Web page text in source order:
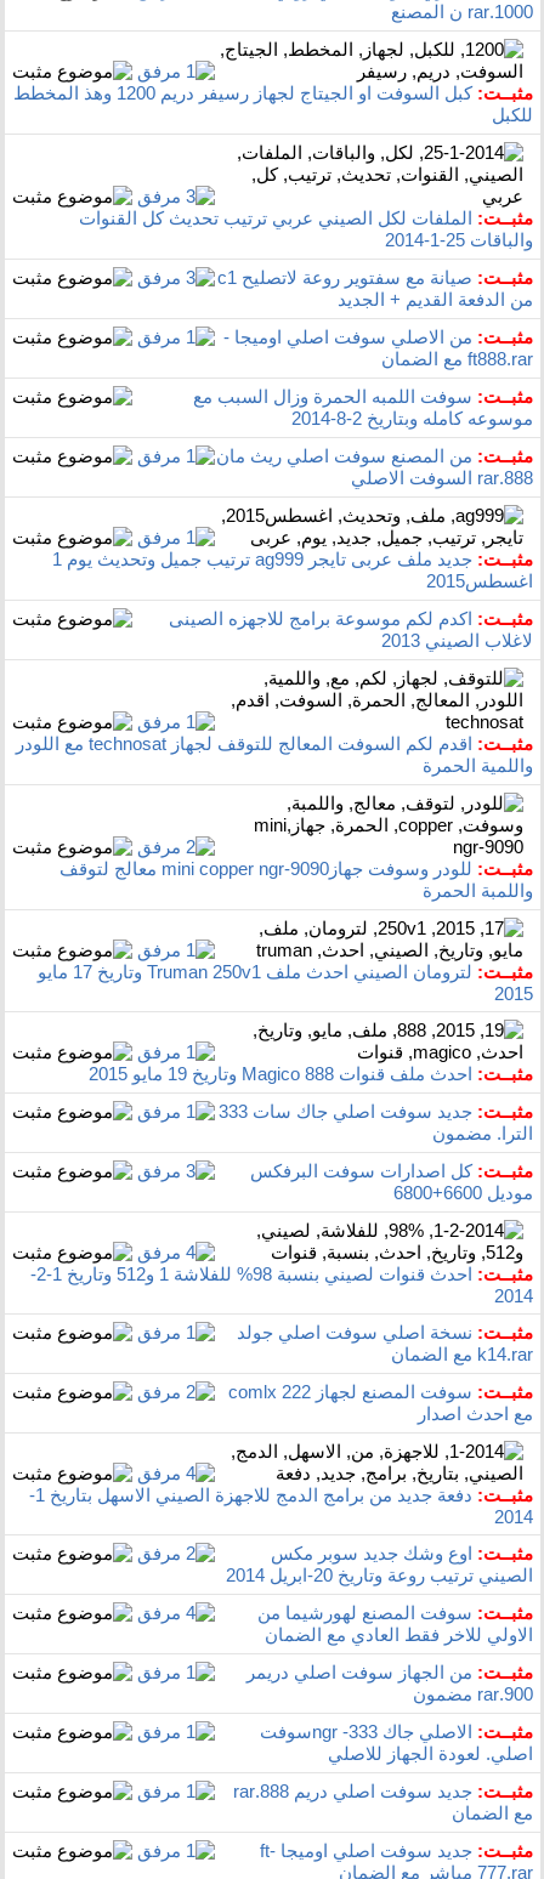
1000.rar‏ ن المصنع
مثبــت:
كبل السوفت او الجيتاج لجهاز رسيفر دريم 1200 وهذ المخطط
للكبل
مثبــت: الملفات لكل الصيني عربي ترتيب تحديث كل القنوات
والباقات 25-1-2014
مثبــت:
صيانة مع سفتوير روعة لاتصليح c1
من الدفعة القديم + الجديد
مثبــت: من الاصلي سوفت اصلي اوميجا -
ft888.rar‏ مع الضمان
مثبــت: سوفت اللمبه الحمرة وزال السبب مع
موسوعه كامله وبتاريخ 2-8-2014
مثبــت: من المصنع سوفت اصلي ريث مان
888.rar‏ السوفت الاصلي
مثبــت:
جديد ملف عربى تايجر ag999 ترتيب جميل وتحديث يوم 1
اغسطس2015
مثبــت: اكدم لكم موسوعة برامج للاجهزه الصينى
لاغلاب الصيني 2013
مثبــت:
اقدم لكم السوفت المعالج للتوقف لجهاز technosat مع اللودر
واللمية الحمرة
مثبــت:
للودر وسوفت جهازmini copper ngr-9090 معالج لتوقف
واللمبة الحمرة
مثبــت:
لترومان الصيني احدث ملف Truman 250v1 وتاريخ 17 مايو
2015
مثبــت: احدث ملف قنوات Magico 888 وتاريخ 19 مايو 2015
مثبــت:
جديد سوفت اصلي جاك سات 333
الترا. مضمون
مثبــت: كل اصدارات سوفت البرفكس
موديل 6600+6800
مثبــت:
احدث قنوات لصيني بنسبة 98% للفلاشة 1 و512 وتاريخ 1-2-
2014
مثبــت: نسخة اصلي سوفت اصلي جولد
k14.rar‏ مع الضمان
مثبــت:
سوفت المصنع لجهاز comlx 222
مع احدث اصدار
مثبــت:
دفعة جديد من برامج الدمج للاجهزة الصيني الاسهل بتاريخ 1-
2014
مثبــت: اوع وشك جديد سوبر مكس
الصيني ترتيب روعة وتاريخ 20-ابريل 2014
مثبــت: سوفت المصنع لهورشيما من
الاولي للاخر فقط العادي مع الضمان
مثبــت: من الجهاز سوفت اصلي دريمر
900.rar‏ مضمون
مثبــت:
الاصلي جاك ngr -333سوفت
اصلي. لعودة الجهاز للاصلي
مثبــت:
جديد سوفت اصلي دريم 888.rar
مع الضمان
مثبــت:
جديد سوفت اصلي اوميجا ft-
777.rar‏ مباشر مع الضمان